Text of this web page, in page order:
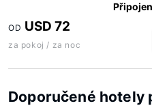
OD USD 72
za pokoj / za noc
Doporučené hotely